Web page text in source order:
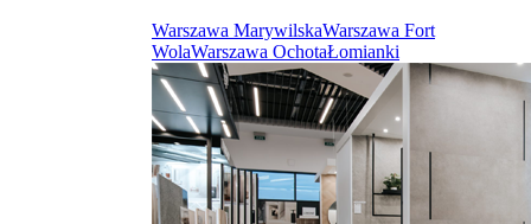
Warszawa MarywilskaWarszawa Fort
WolaWarszawa OchotaŁomianki